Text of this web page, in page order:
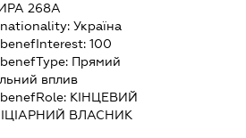
268А
Україна
100
Прямий
вплив
КІНЦЕВИЙ
ВЛАСНИК